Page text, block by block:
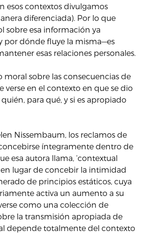
esos contextos divulgamos
diferenciada). Por lo que
sobre esa información ya
por dónde fluye la misma—es
esas relaciones personales.
moral sobre las consecuencias de
verse en el contexto en que se dio
para qué, y si es apropiado
Nissembaum, los reclamos de
íntegramente dentro de
esa autora llama, ‘contextual
en lugar de concebir la intimidad
de principios estáticos, cuya
activa un aumento a su
como una colección de
la transmisión apropiada de
depende totalmente del contexto